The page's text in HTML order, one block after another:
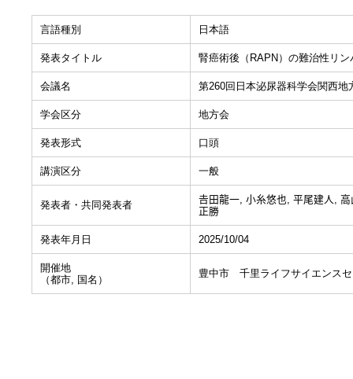
言語種別 日本語
発表タイトル 腎癌術後（RAPN）の難治性リ
会議名 第260回日本泌尿器科学会関西地
学会区分 地方会
発表形式 口頭
講演区分 一般
発表者・共同発表者
𠮷田龍一, 小糸悠也, 平尾建人,
正勝
発表年月日 2025/10/04
開催地
（都市, 国名）
豊中市 千里ライフサイエンス